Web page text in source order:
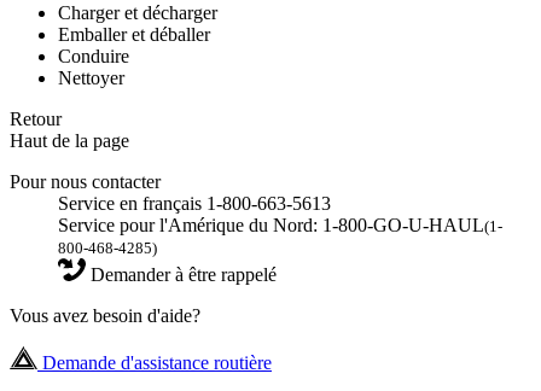
Charger et décharger
Emballer et déballer
Conduire
Nettoyer
Retour
Haut de la page
Pour nous contacter
Service en français 1-800-663-5613
Service pour l'Amérique du Nord: 1-800-GO-U-HAUL(1-
800-468-4285)
Demander à être rappelé
Vous avez besoin d'aide?
Demande d'assistance routière